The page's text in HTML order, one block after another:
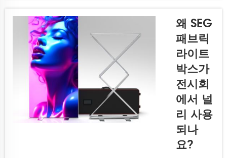
하나입니
다. T...
계에서 가
장 우수한
모듈식 조
명 박스를
찾는 것이
쉬운 일은
아닐 수
있지만,
여기에는
최고의 제
조업체들
이 있습니
왜 SEG
패브릭
라이트
박스가
전시회
에서 널
리 사용
되나
요?